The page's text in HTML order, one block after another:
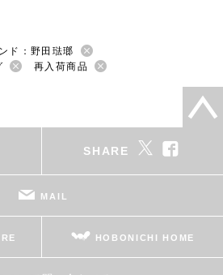
ド：野田琺瑯
再入荷商品
SHARE
MAIL
HOBONICHI HOME